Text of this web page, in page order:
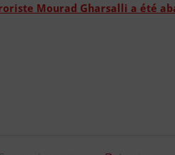
Mourad Gharsalli a été